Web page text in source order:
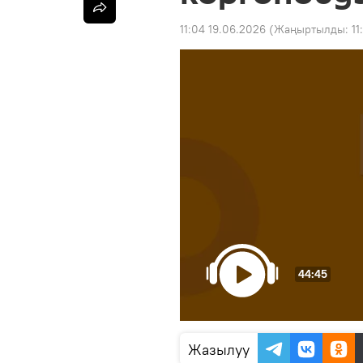
11:04 19.06.2026 (Жаңыртылды:
44:45
Жазылуу